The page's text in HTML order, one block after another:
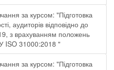
за курсом: "Підготовка
аудиторів відповідно до
з врахуванням положень
ISO 31000:2018 "
за курсом: "Підготовка